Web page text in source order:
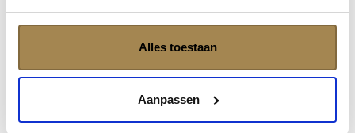
Alles toestaan
Aanpassen
Treinreis Oezbekistan en Kazachstan
Treinreis Zijderoute: voorjaar & zomer
Treinreis Zijderoute: najaar & zomer
Trein- en rondreis Kazachstan en Kirgizië
Rondreis Mongolië: Gobiwoestijn en Centraal Mongolië
Rondreis Mongolië: Gobiwoestijn, Midden- en Noord-